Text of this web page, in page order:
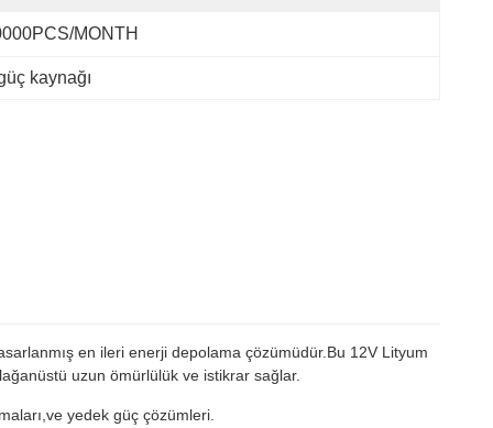
MONTH
kaynağı
en ileri enerji depolama çözümüdür.Bu 12V Lityum
uzun ömürlülük ve istikrar sağlar.
yedek güç çözümleri.